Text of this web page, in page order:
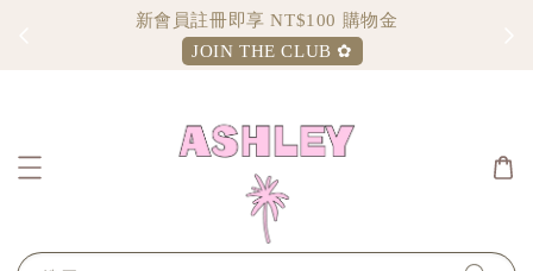
新會員註冊即享 NT$100 購物金
JOIN THE CLUB ✿